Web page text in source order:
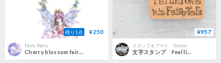
残り1点 ¥250
Fairy Party
Cherry blossom fairy postcard
¥957
スタンプ＆アート Sirusu
文字スタンプ Feel like on is in a Fairy Tale